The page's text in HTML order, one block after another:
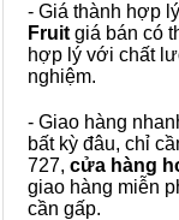
- Giá thành hợp
Fruit giá bán có
hợp lý với chất
nghiệm.
- Giao hàng
bất kỳ đâu, chỉ
727, cửa hàng
giao hàng miễn
cần gấp.